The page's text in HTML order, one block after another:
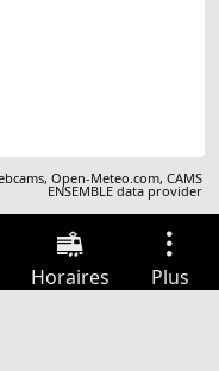
,Open-Meteo.com,CAMS
ENSEMBLE data provider
Horaires Plus